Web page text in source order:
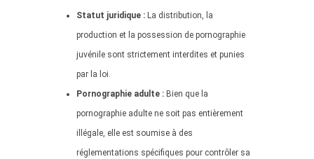
Statut juridique : La distribution, la
production et la possession de pornographie
juvénile sont strictement interdites et punies
par la loi.
Pornographie adulte : Bien que la
pornographie adulte ne soit pas entièrement
illégale, elle est soumise à des
réglementations spécifiques pour contrôler sa